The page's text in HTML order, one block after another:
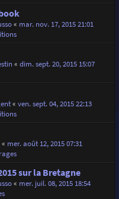
« mar. nov. 17, 2015 21:01
« dim. sept. 20, 2015 15:07
« ven. sept. 04, 2015 22:13
« mer. août 12, 2015 07:31
sur la Bretagne
« mer. juil. 08, 2015 18:54